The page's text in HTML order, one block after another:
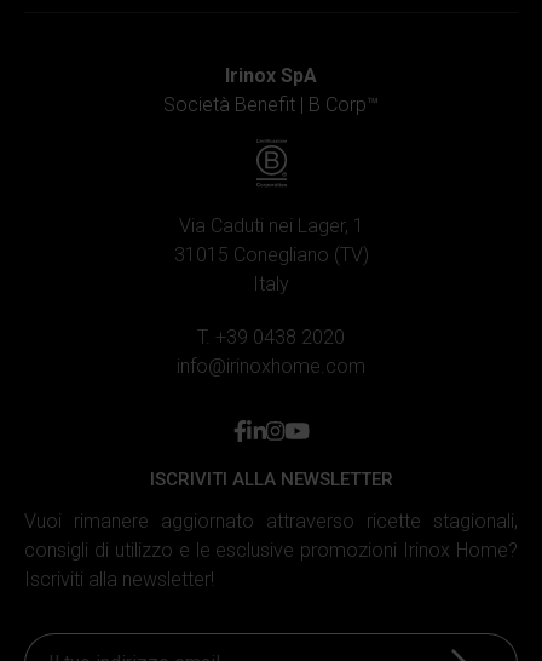
Irinox SpA
Società Benefit | B Corp™
Via Caduti nei Lager, 1
31015 Conegliano (TV)
Italy
T. +39 0438 2020
info@irinoxhome.com
facebook
linkedin
instagram
youtube
ISCRIVITI ALLA NEWSLETTER
Vuoi rimanere aggiornato attraverso ricette stagionali,
consigli di utilizzo e le esclusive promozioni Irinox Home?
Iscriviti alla newsletter!